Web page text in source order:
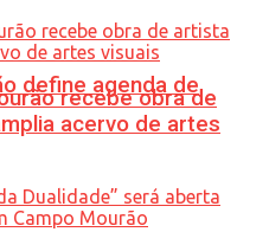
define agenda de
recebe obra de
acervo de artes